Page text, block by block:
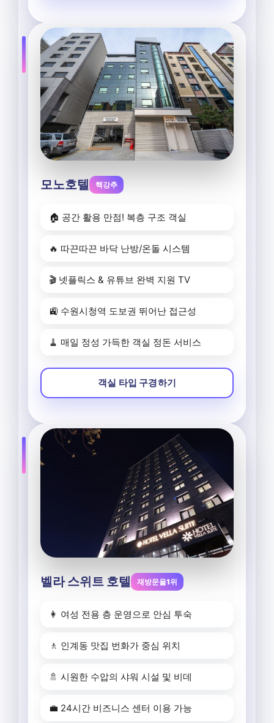
모노호텔 핵강추
🏠 공간 활용 만점! 복층 구조 객실
🔥 따끈따끈 바닥 난방/온돌 시스템
🎬 넷플릭스 & 유튜브 완벽 지원 TV
🚉 수원시청역 도보권 뛰어난 접근성
🧹 매일 정성 가득한 객실 정돈 서비스
객실 타입 구경하기
벨라 스위트 호텔 재방문율1위
👩 여성 전용 층 운영으로 안심 투숙
🚶 인계동 맛집 번화가 중심 위치
🚿 시원한 수압의 샤워 시설 및 비데
💼 24시간 비즈니스 센터 이용 가능